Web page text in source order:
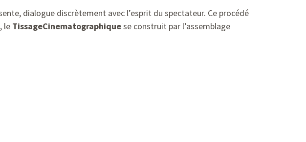
dialogue discrètement avec l’esprit du spectateur. Ce procédé
le TissageCinematographiquese construit par l’assemblage